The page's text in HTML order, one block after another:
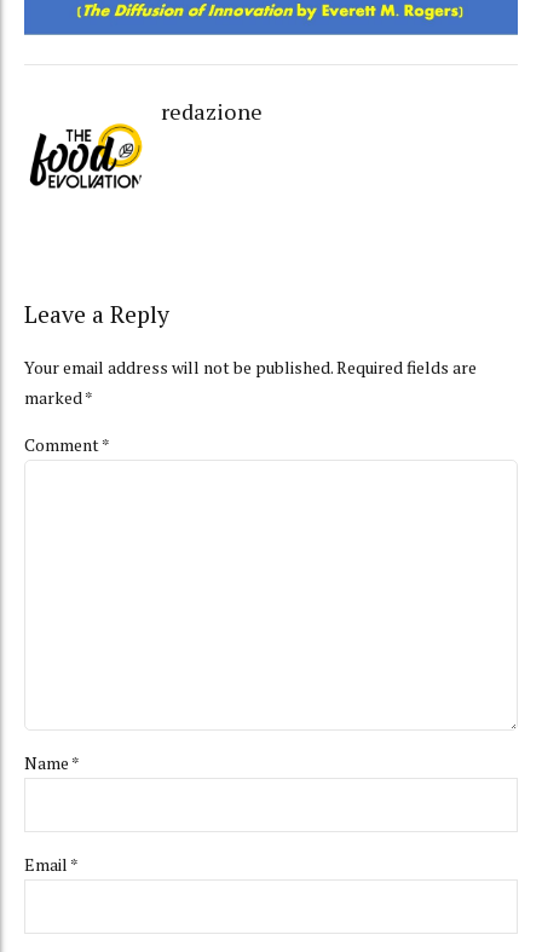
redazione
Leave a Reply
Your email address will not be published. Required fields are
marked *
Comment*
Name *
Email *